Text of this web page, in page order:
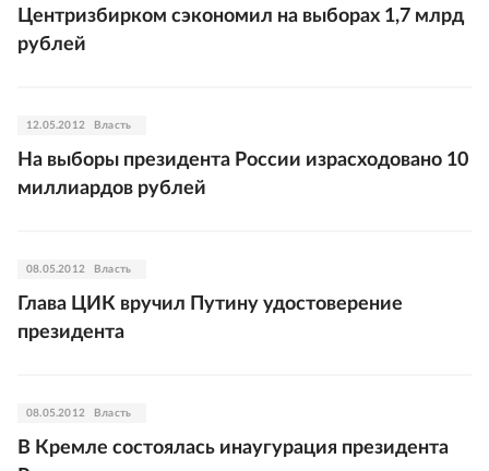
Центризбирком сэкономил на выборах 1,7 млрд
рублей
12.05.2012 Власть
На выборы президента России израсходовано 10
миллиардов рублей
08.05.2012 Власть
Глава ЦИК вручил Путину удостоверение
президента
08.05.2012 Власть
В Кремле состоялась инаугурация президента